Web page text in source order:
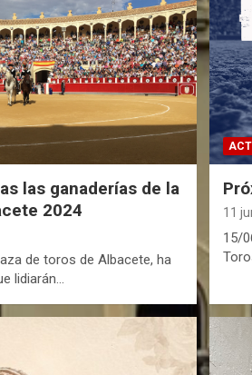
las ganaderías de la
2024
de toros de Albacete, ha
lidiarán…
11
15/